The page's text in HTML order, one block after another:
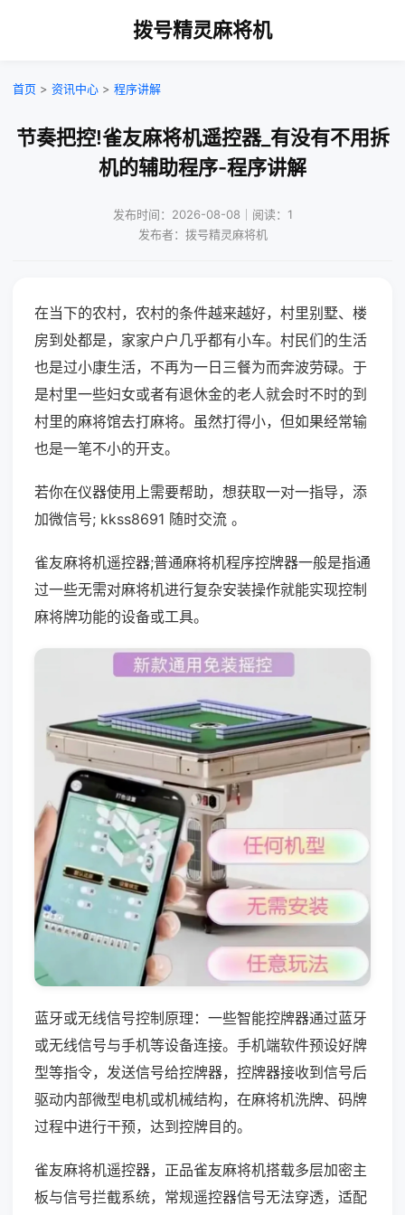
拨号精灵麻将机
首页 > 资讯中心 > 程序讲解
节奏把控!雀友麻将机遥控器_有没有不用拆
机的辅助程序-程序讲解
发布时间：2026-08-08｜阅读：1
发布者：拨号精灵麻将机
在当下的农村，农村的条件越来越好，村里别墅、楼
房到处都是，家家户户几乎都有小车。村民们的生活
也是过小康生活，不再为一日三餐为而奔波劳碌。于
是村里一些妇女或者有退休金的老人就会时不时的到
村里的麻将馆去打麻将。虽然打得小，但如果经常输
也是一笔不小的开支。
若你在仪器使用上需要帮助，想获取一对一指导，添
加微信号; kkss8691 随时交流 。
雀友麻将机遥控器;普通麻将机程序控牌器一般是指通
过一些无需对麻将机进行复杂安装操作就能实现控制
麻将牌功能的设备或工具。
蓝牙或无线信号控制原理：一些智能控牌器通过蓝牙
或无线信号与手机等设备连接。手机端软件预设好牌
型等指令，发送信号给控牌器，控牌器接收到信号后
驱动内部微型电机或机械结构，在麻将机洗牌、码牌
过程中进行干预，达到控牌目的。
雀友麻将机遥控器，正品雀友麻将机搭载多层加密主
板与信号拦截系统，常规遥控器信号无法穿透，适配